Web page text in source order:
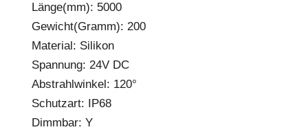
Länge(mm): 5000
Gewicht(Gramm): 200
Material: Silikon
Spannung: 24V DC
Abstrahlwinkel: 120°
Schutzart: IP68
Dimmbar: Y